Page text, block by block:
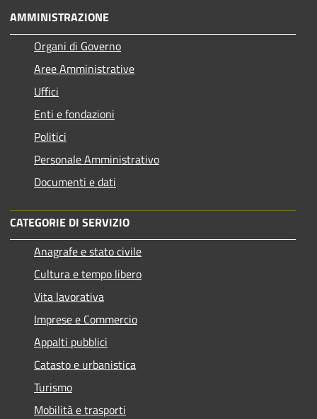
AMMINISTRAZIONE
Organi di Governo
Aree Amministrative
Uffici
Enti e fondazioni
Politici
Personale Amministrativo
Documenti e dati
CATEGORIE DI SERVIZIO
Anagrafe e stato civile
Cultura e tempo libero
Vita lavorativa
Imprese e Commercio
Appalti pubblici
Catasto e urbanistica
Turismo
Mobilità e trasporti